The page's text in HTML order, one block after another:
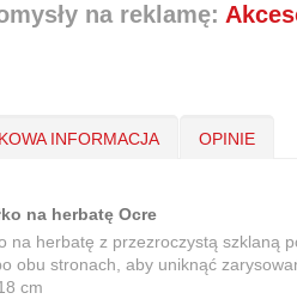
na reklamę:
INFORMACJA OPINIE
na herbatę Ocre
na herbatę z przezroczystą szklaną
obu stronach, aby uniknąć
cm